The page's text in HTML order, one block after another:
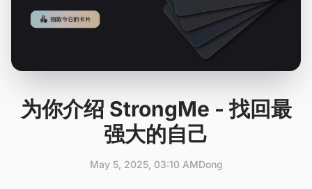
为你介绍 StrongMe - 找回最
强大的自己
May 5, 2025, 03:10 AMDong